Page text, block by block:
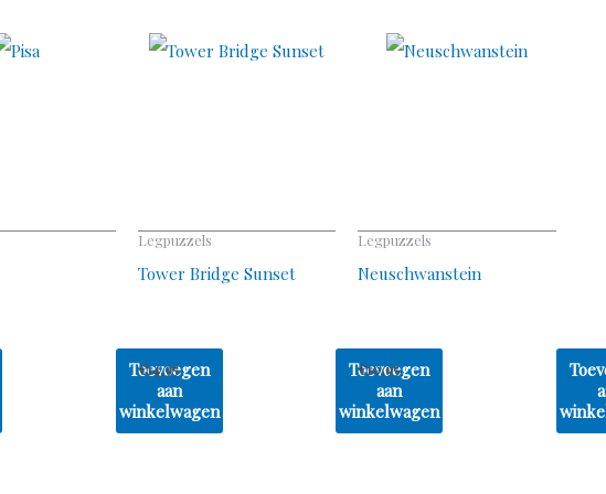
Toevoegen
aan
winkelwagen
Legpuzzels
Tower Bridge Sunset
€14,95
Toevoegen
aan
winkelwagen
Legpuzzels
Neuschwanstein
€10,95